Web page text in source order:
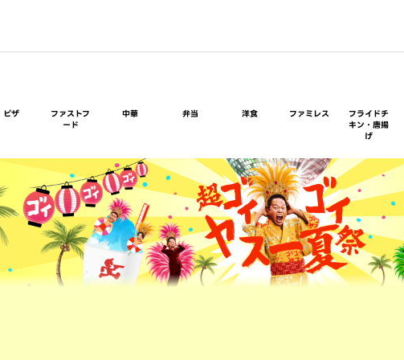
ピザ
ファストフ
ード
中華 弁当 洋食 ファミレス
フライドチ
キン・唐揚
げ